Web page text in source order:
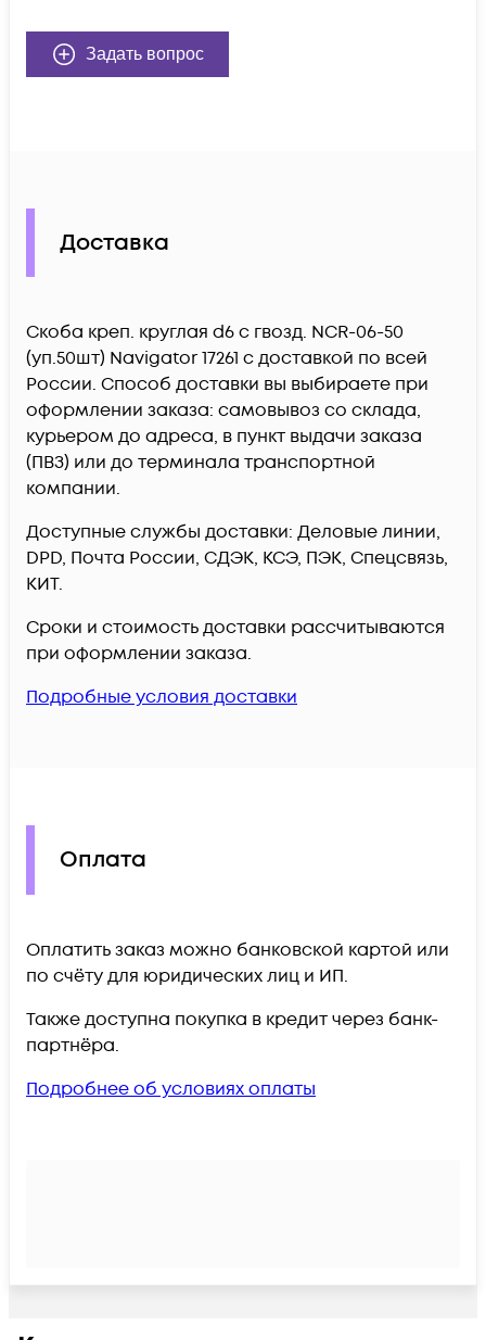
Задать вопрос
Доставка
Скоба креп. круглая d6 с гвозд. NCR-06-50
(уп.50шт) Navigator 17261 c доставкой по всей
России. Способ доставки вы выбираете при
оформлении заказа: самовывоз со склада,
курьером до адреса, в пункт выдачи заказа
(ПВЗ) или до терминала транспортной
компании.
Доступные службы доставки: Деловые линии,
DPD, Почта России, СДЭК, КСЭ, ПЭК, Спецсвязь,
КИТ.
Сроки и стоимость доставки рассчитываются
при оформлении заказа.
Подробные условия доставки
Оплата
Оплатить заказ можно банковской картой или
по счёту для юридических лиц и ИП.
Также доступна покупка в кредит через банк-
партнёра.
Подробнее об условиях оплаты